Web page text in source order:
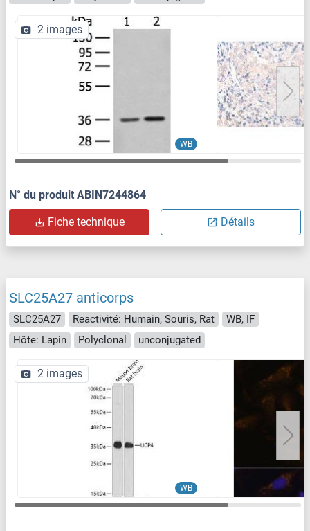
WB
2 images
N° du produit ABIN7244864
Fiche technique Détails
SLC25A27 anticorps
SLC25A27 Reactivité: Humain, Souris, Rat
WB, IF
Hôte: Lapin
Polyclonal unconjugated
WB
2 images